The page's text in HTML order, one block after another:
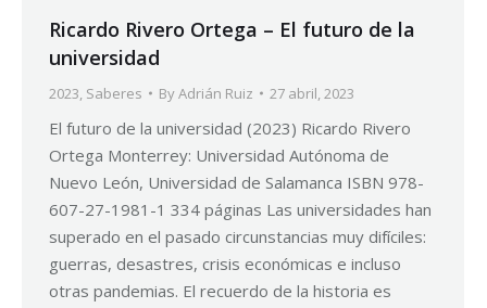
Ricardo Rivero Ortega – El futuro de la
universidad
2023, Saberes ByAdrián Ruiz 27 abril, 2023
El futuro de la universidad (2023) Ricardo Rivero
Ortega Monterrey: Universidad Autónoma de
Nuevo León, Universidad de Salamanca ISBN 978-
607-27-1981-1 334 páginas Las universidades han
superado en el pasado circunstancias muy difíciles:
guerras, desastres, crisis económicas e incluso
otras pandemias. El recuerdo de la historia es